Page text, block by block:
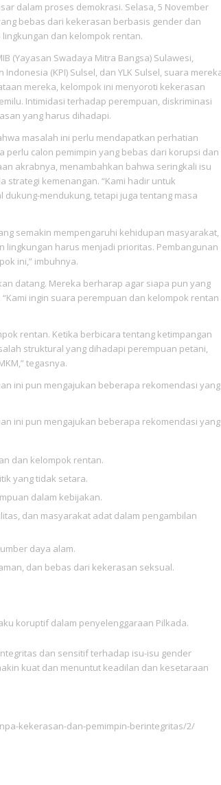
dalam proses demokrasi. Selasa, 5 November
bebas dari kekerasan berbasis gender dan
dan kelompok rentan.
(Yayasan Swadaya Mitra Bangsa) Sulawesi,
(KPI) Sulsel, dan YLK Sulsel, suara
mereka, kelompok ini menyoroti kekerasan
Intimidasi terhadap perempuan, diskriminasi
yang harus dihadapi.
masalah ini perlu mendapatkan perhatian
perlu calon pemimpin yang bebas dari korupsi dan
akrabnya, menambahkan bahwa seringkali isu
kemenangan. “Kami hadir untuk
mendukung, tetapi juga tentang masa
semakin mempengaruhi kehidupan masyarakat,
lingkungan harus menjadi prioritas. Pembangunan
ini,” imbuhnya.
datang. Mereka berharap agar siapa pun yang
ingin suara perempuan dan kelompok rentan
rentan. Ketika berbicara tentang ketimpangan
struktural yang dihadapi perempuan petani,
tegasnya.
ini pun mengajukan beberapa rekomendasi yang
ini pun mengajukan beberapa rekomendasi yang
dan kelompok rentan.
yang tidak setara.
dalam kebijakan.
dan masyarakat adat dalam pengambilan
daya alam.
dan bebas dari kekerasan seksual.
koruptif dalam penyelenggaraan Pilkada.
dan sensitif terhadap isu-isu gender
kuat dan menuntut keadilan dan kesetaraan
kekerasan-dan-pemimpin-berintegritas/2/